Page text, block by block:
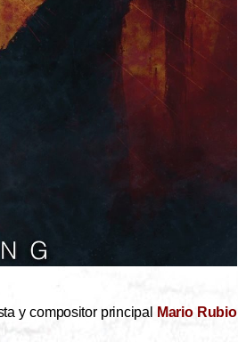
y compositor principal
Mario Rubio